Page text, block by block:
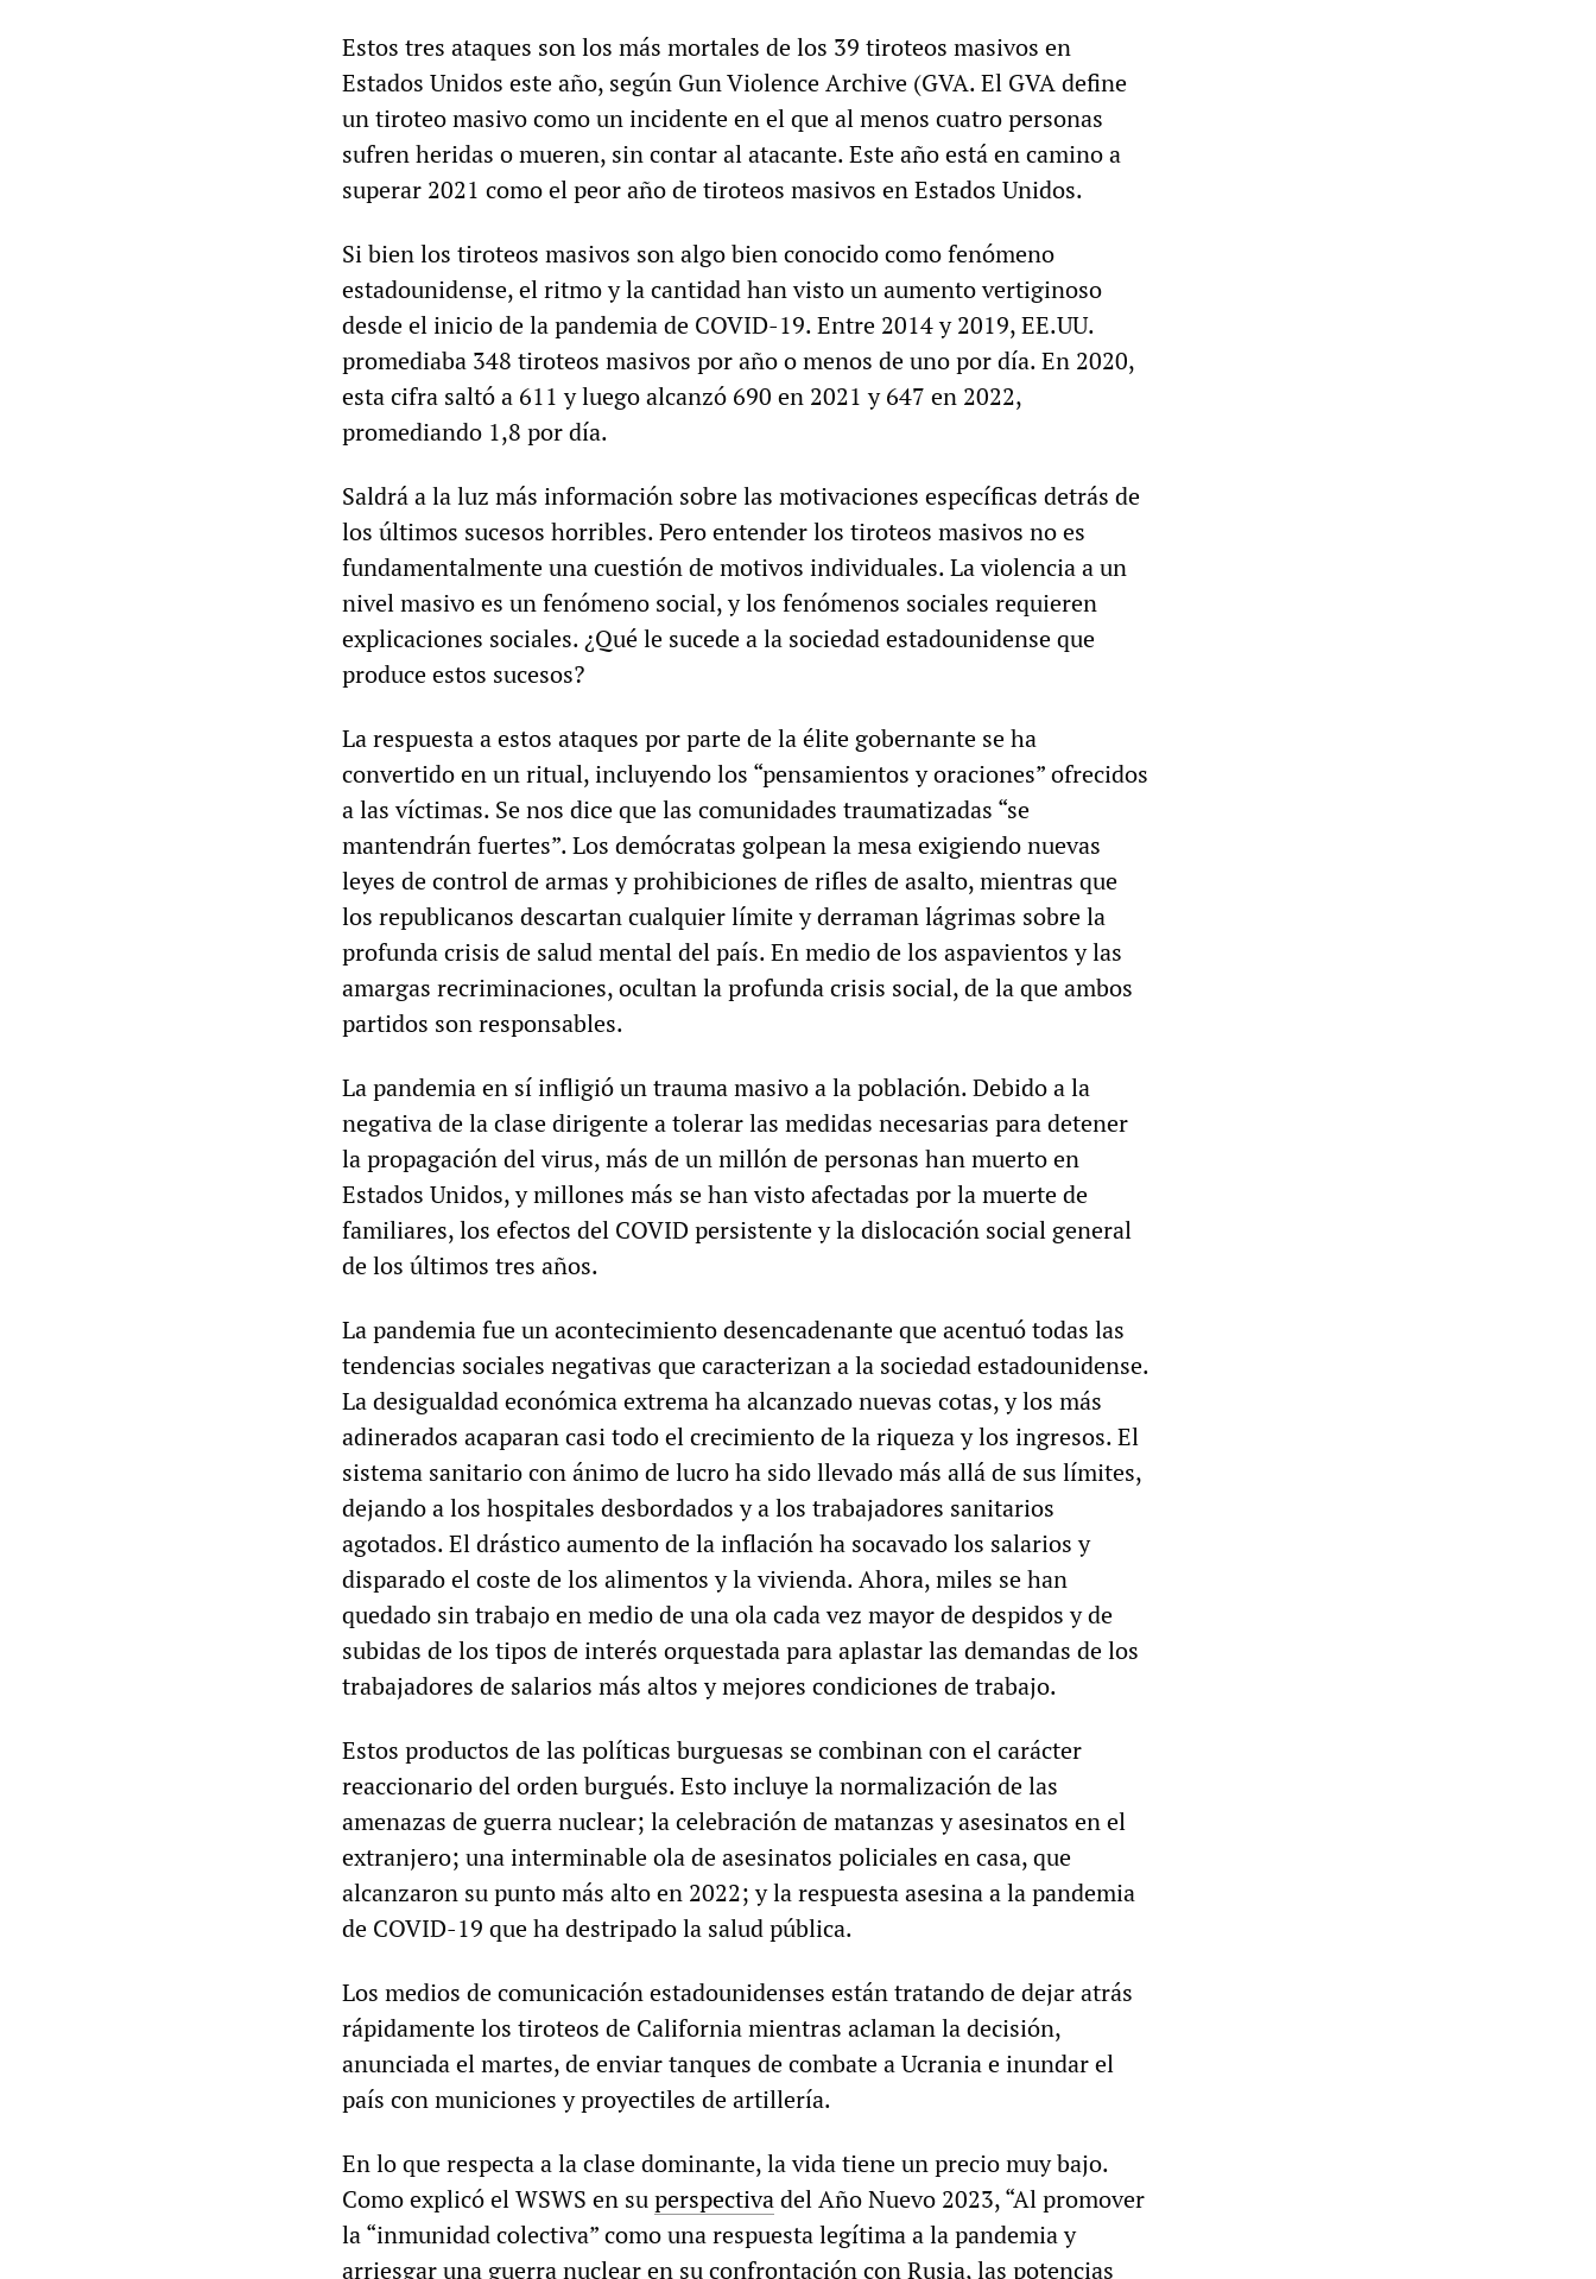
Estos tres ataques son los más mortales de los 39 tiroteos masivos en
Estados Unidos este año, según Gun Violence Archive (GVA. El GVA define
un tiroteo masivo como un incidente en el que al menos cuatro personas
sufren heridas o mueren, sin contar al atacante. Este año está en camino a
superar 2021 como el peor año de tiroteos masivos en Estados Unidos.
Si bien los tiroteos masivos son algo bien conocido como fenómeno
estadounidense, el ritmo y la cantidad han visto un aumento vertiginoso
desde el inicio de la pandemia de COVID-19. Entre 2014 y 2019, EE.UU.
promediaba 348 tiroteos masivos por año o menos de uno por día. En 2020,
esta cifra saltó a 611 y luego alcanzó 690 en 2021 y 647 en 2022,
promediando 1,8 por día.
Saldrá a la luz más información sobre las motivaciones específicas detrás de
los últimos sucesos horribles. Pero entender los tiroteos masivos no es
fundamentalmente una cuestión de motivos individuales. La violencia a un
nivel masivo es un fenómeno social, y los fenómenos sociales requieren
explicaciones sociales. ¿Qué le sucede a la sociedad estadounidense que
produce estos sucesos?
La respuesta a estos ataques por parte de la élite gobernante se ha
convertido en un ritual, incluyendo los “pensamientos y oraciones” ofrecidos
a las víctimas. Se nos dice que las comunidades traumatizadas “se
mantendrán fuertes”. Los demócratas golpean la mesa exigiendo nuevas
leyes de control de armas y prohibiciones de rifles de asalto, mientras que
los republicanos descartan cualquier límite y derraman lágrimas sobre la
profunda crisis de salud mental del país. En medio de los aspavientos y las
amargas recriminaciones, ocultan la profunda crisis social, de la que ambos
partidos son responsables.
La pandemia en sí infligió un trauma masivo a la población. Debido a la
negativa de la clase dirigente a tolerar las medidas necesarias para detener
la propagación del virus, más de un millón de personas han muerto en
Estados Unidos, y millones más se han visto afectadas por la muerte de
familiares, los efectos del COVID persistente y la dislocación social general
de los últimos tres años.
La pandemia fue un acontecimiento desencadenante que acentuó todas las
tendencias sociales negativas que caracterizan a la sociedad estadounidense.
La desigualdad económica extrema ha alcanzado nuevas cotas, y los más
adinerados acaparan casi todo el crecimiento de la riqueza y los ingresos. El
sistema sanitario con ánimo de lucro ha sido llevado más allá de sus límites,
dejando a los hospitales desbordados y a los trabajadores sanitarios
agotados. El drástico aumento de la inflación ha socavado los salarios y
disparado el coste de los alimentos y la vivienda. Ahora, miles se han
quedado sin trabajo en medio de una ola cada vez mayor de despidos y de
subidas de los tipos de interés orquestada para aplastar las demandas de los
trabajadores de salarios más altos y mejores condiciones de trabajo.
Estos productos de las políticas burguesas se combinan con el carácter
reaccionario del orden burgués. Esto incluye la normalización de las
amenazas de guerra nuclear; la celebración de matanzas y asesinatos en el
extranjero; una interminable ola de asesinatos policiales en casa, que
alcanzaron su punto más alto en 2022; y la respuesta asesina a la pandemia
de COVID-19 que ha destripado la salud pública.
Los medios de comunicación estadounidenses están tratando de dejar atrás
rápidamente los tiroteos de California mientras aclaman la decisión,
anunciada el martes, de enviar tanques de combate a Ucrania e inundar el
país con municiones y proyectiles de artillería.
En lo que respecta a la clase dominante, la vida tiene un precio muy bajo.
Como explicó el WSWS en superspectivadel Año Nuevo 2023, “Al promover
la “inmunidad colectiva” como una respuesta legítima a la pandemia y
arriesgar una guerra nuclear en su confrontación con Rusia, las potencias